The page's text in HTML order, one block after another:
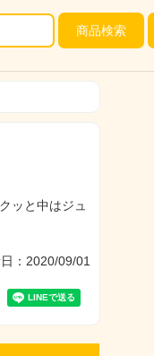
商品検索
ッと中はジュ
：2020/09/01